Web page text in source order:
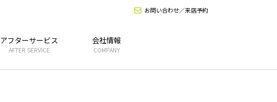
お問い合わせ／来店予約
アフターサービス
AFTER SERVICE
会社情報
COMPANY